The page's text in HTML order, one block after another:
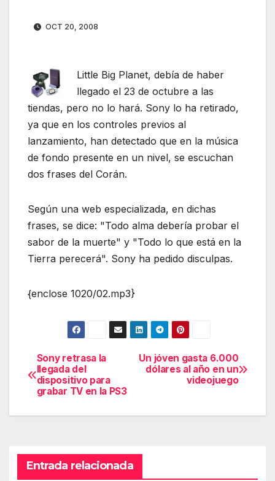
OCT 20, 2008
Little Big Planet, debía de haber
llegado el 23 de octubre a las
tiendas, pero no lo hará. Sony lo ha retirado,
ya que en los controles previos al
lanzamiento, han detectado que en la música
de fondo presente en un nivel, se escuchan
dos frases del Corán.
Según una web especializada, en dichas
frases, se dice: "Todo alma debería probar el
sabor de la muerte" y "Todo lo que está en la
Tierra perecerá". Sony ha pedido disculpas.
{enclose 1020/02.mp3}
Navegación
de
entradas
Un jóven gasta 6.000
dólares al año en un
videojuego
Sony retrasa la
llegada del
dispositivo para
grabar TV en la PS3
Entrada relacionada